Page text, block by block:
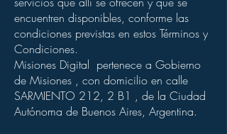
encuentren disponibles, conforme las
condiciones previstas en estos Términos y
Condiciones.
Misiones Digital pertenece a Gobierno
de Misiones , con domicilio en calle
SARMIENTO 212, 2 B1 , de la Ciudad
Autónoma de Buenos Aires, Argentina.